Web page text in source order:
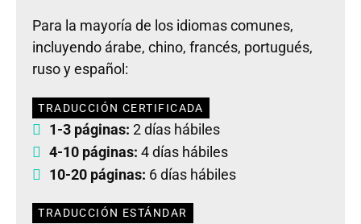
Para la mayoría de los idiomas comunes,
incluyendo árabe, chino, francés, portugués,
ruso y español:
TRADUCCIÓN CERTIFICADA
1-3 páginas: 2 días hábiles
4-10 páginas: 4 días hábiles
10-20 páginas: 6 días hábiles
TRADUCCIÓN ESTÁNDAR